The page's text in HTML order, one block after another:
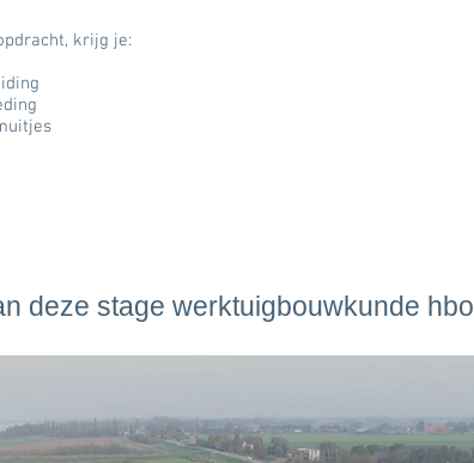
krijg je:
deze stage werktuigbouwkunde hbo